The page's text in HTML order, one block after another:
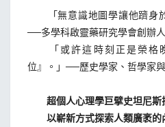
「無意識地圖學讓他躋身於
──多學科啟靈藥研究學會創辦
「或許這時刻正是榮格
位』。」──歷史學家、哲學家
超個人心理學巨擘史坦尼斯
以嶄新方式探索人類廣袤的